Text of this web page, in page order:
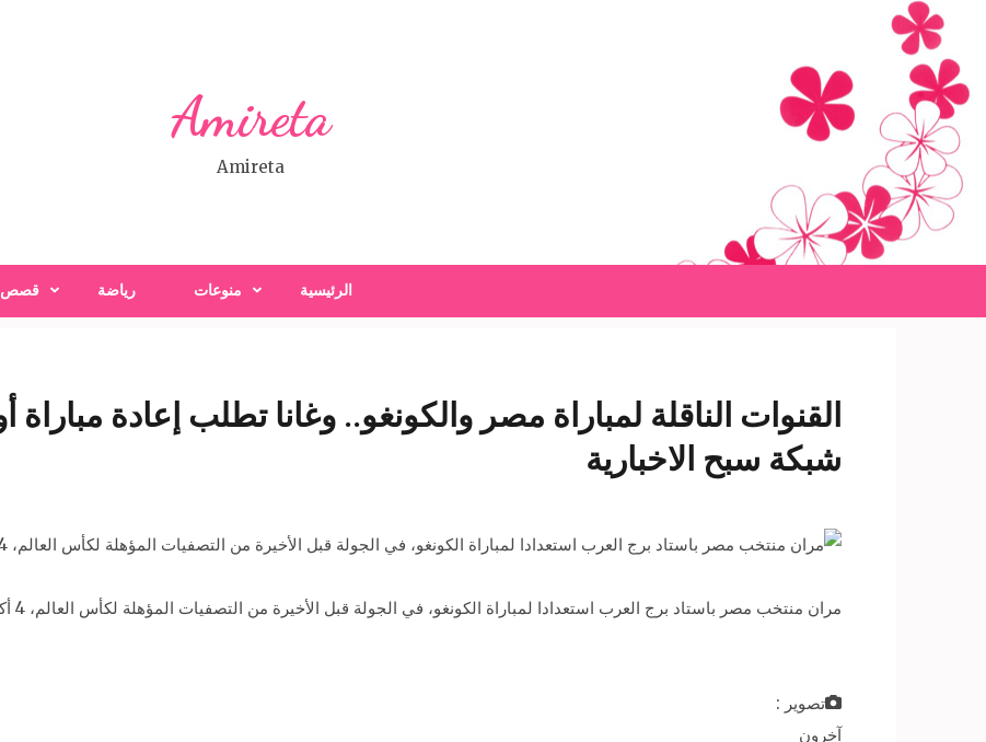
content
(Press
Enter)
Amireta
Amireta
الرئيسية منوعات رياضة قصص
شبكة سبح الاخبارية
مران منتخب مصر باستاد برج العرب استعدادا لمباراة الكونغو، في الجولة قبل الأخيرة من التصفيات المؤهلة لكأس العالم، 4 أكتوبر 2017. – صورة أرشيفية
تصوير :
آخرون